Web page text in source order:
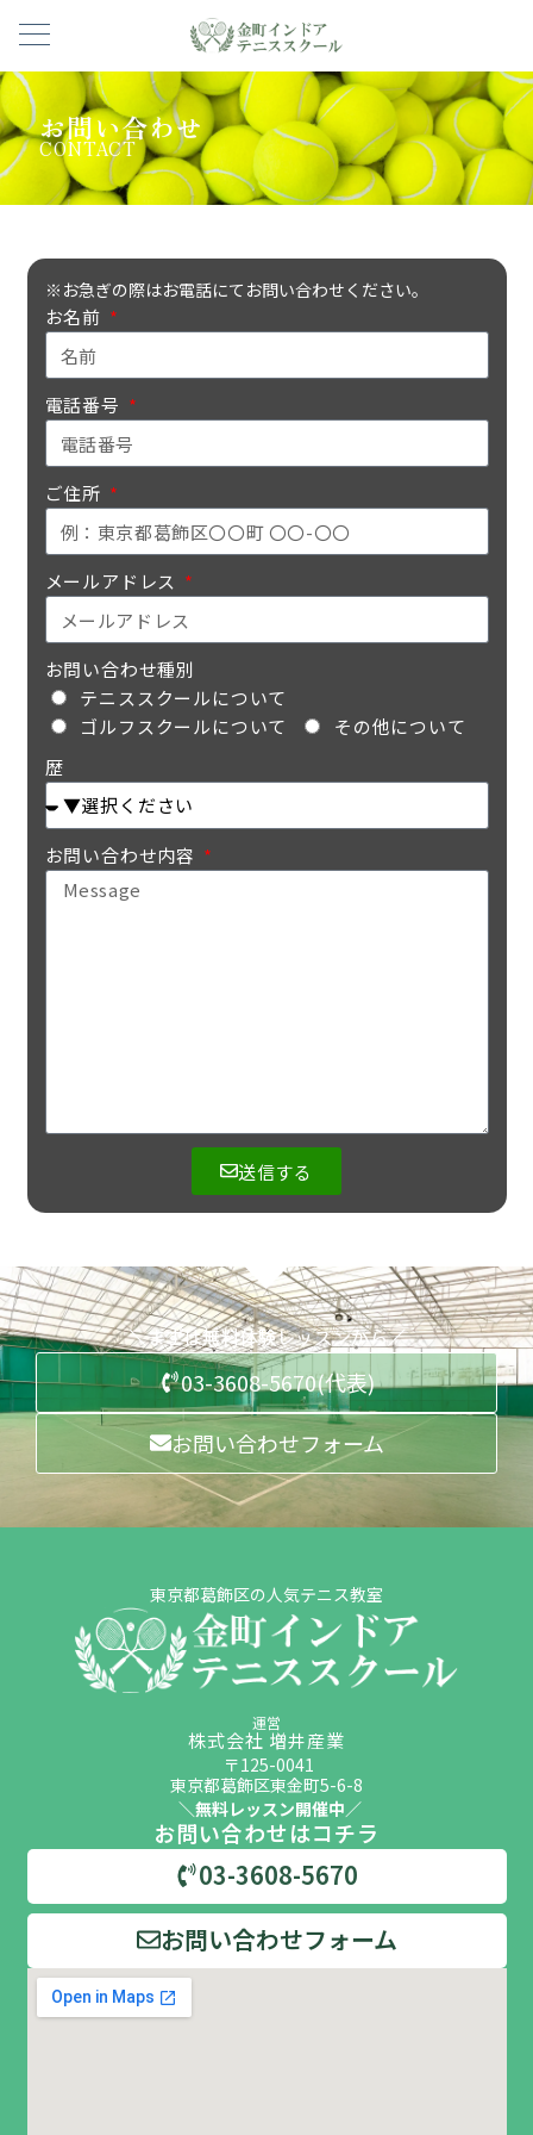
お問い合わせ
CONTACT
※お急ぎの際はお電話にてお問い合わせください。
お名前
電話番号
ご住所
メールアドレス
お問い合わせ種別
テニススクールについて
ゴルフスクールについて
その他について
歴
お問い合わせ内容
送信する
＼まずは無料体験レッスンから／
03-3608-5670(代表)
お問い合わせフォーム
東京都葛飾区の人気テニス教室
運営
株式会社 増井産業
〒125-0041
東京都葛飾区東金町5-6-8
＼無料レッスン開催中／
お問い合わせはコチラ
03-3608-5670
お問い合わせフォーム